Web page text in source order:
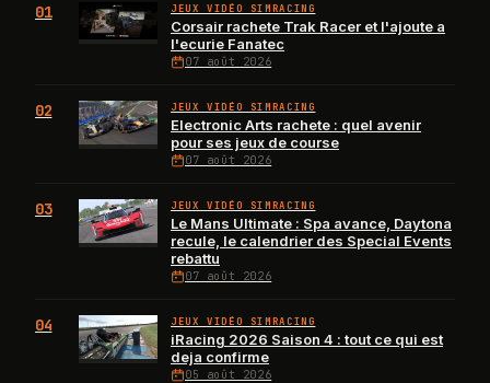
01 JEUX VIDÉO SIMRACING
Corsair rachete Trak Racer et l'ajoute a
l'ecurie Fanatec
07 août 2026
02 JEUX VIDÉO SIMRACING
Electronic Arts rachete : quel avenir
pour ses jeux de course
07 août 2026
03 JEUX VIDÉO SIMRACING
Le Mans Ultimate : Spa avance, Daytona
recule, le calendrier des Special Events
rebattu
07 août 2026
04 JEUX VIDÉO SIMRACING
iRacing 2026 Saison 4 : tout ce qui est
deja confirme
05 août 2026